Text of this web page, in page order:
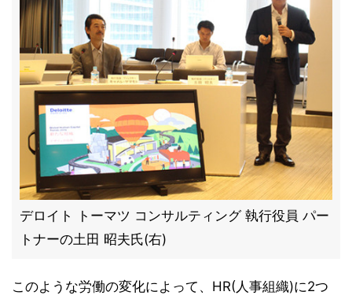
デロイト トーマツ コンサルティング 執行役員 パー
トナーの土田 昭夫氏(右)
このような労働の変化によって、HR(人事組織)に2つ